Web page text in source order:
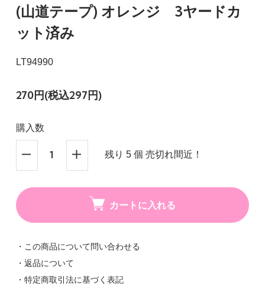
(山道テープ) オレンジ 3ヤードカ
ット済み
LT94990
270円(税込297円)
購入数
残り 5 個 売切れ間近！
カートに入れる
・この商品について問い合わせる
・返品について
・特定商取引法に基づく表記